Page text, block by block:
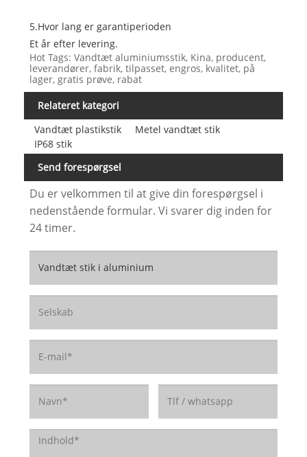
5.Hvor lang er garantiperioden
Et år efter levering.
Hot Tags: Vandtæt aluminiumsstik, Kina, producent,
leverandører, fabrik, tilpasset, engros, kvalitet, på
lager, gratis prøve, rabat
Relateret kategori
Vandtæt plastikstik
Metel vandtæt stik
IP68 stik
Send forespørgsel
Du er velkommen til at give din forespørgsel i
nedenstående formular. Vi svarer dig inden for
24 timer.